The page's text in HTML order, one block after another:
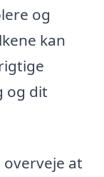
og
kan
og dit
overveje at